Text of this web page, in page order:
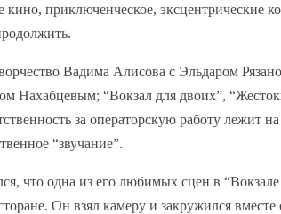
кино, приключенческое, эксцентрические
Вадима Алисова с Эльдаром
Нахабцевым; “Вокзал для двоих”,
за операторскую работу
“звучание”.
что одна из его любимых сцен в
Он взял камеру и закружился